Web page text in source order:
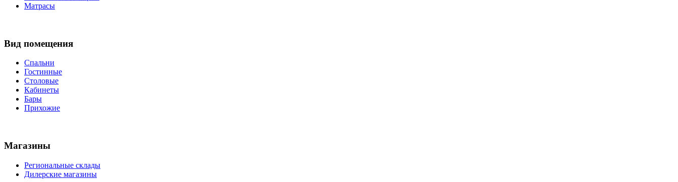
Матрасы
Вид помещения
Спальни
Гостинные
Столовые
Кабинеты
Бары
Прихожие
Магазины
Региональные склады
Дилерские магазины